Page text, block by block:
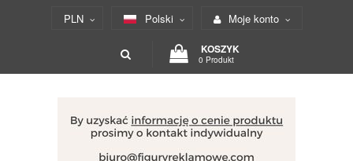
PLN Polski Moje konto
KOSZYK
0 Produkt